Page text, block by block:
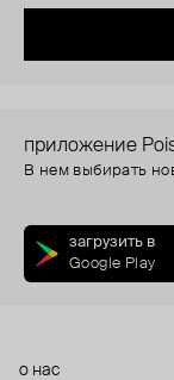
приложение
В нем выбирать
загрузить в
Google Play
о нас